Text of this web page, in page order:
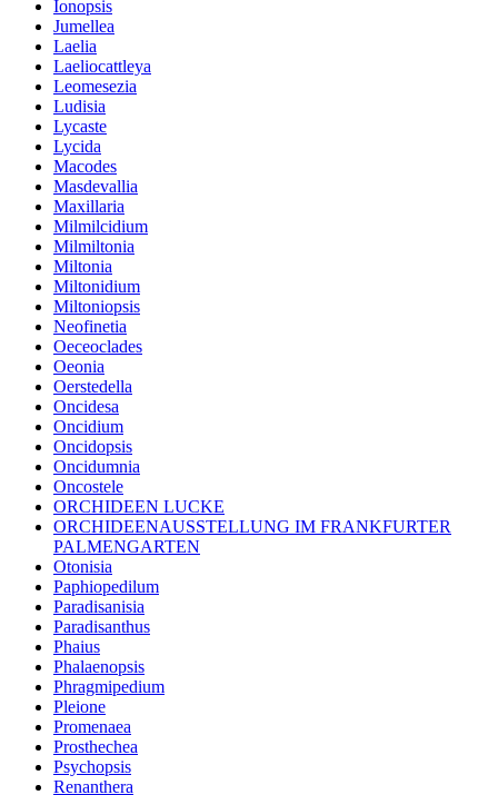
Ionopsis
Jumellea
Laelia
Laeliocattleya
Leomesezia
Ludisia
Lycaste
Lycida
Macodes
Masdevallia
Maxillaria
Milmilcidium
Milmiltonia
Miltonia
Miltonidium
Miltoniopsis
Neofinetia
Oeceoclades
Oeonia
Oerstedella
Oncidesa
Oncidium
Oncidopsis
Oncidumnia
Oncostele
ORCHIDEEN LUCKE
ORCHIDEENAUSSTELLUNG IM FRANKFURTER
PALMENGARTEN
Otonisia
Paphiopedilum
Paradisanisia
Paradisanthus
Phaius
Phalaenopsis
Phragmipedium
Pleione
Promenaea
Prosthechea
Psychopsis
Renanthera